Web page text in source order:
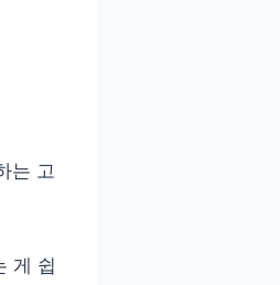
는 고
게 쉽